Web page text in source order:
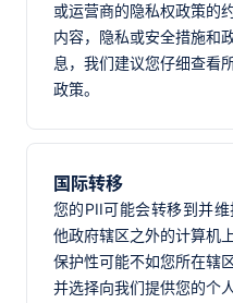
或运营商的隐私权政策的
内容，隐私或安全措施和
息，我们建议您仔细查看
政策。
国际转移
您的PII可能会转移到并
他政府辖区之外的计算机
保护性可能不如您所在辖
并选择向我们提供您的个